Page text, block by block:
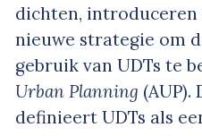
dichten, introduceren
nieuwe strategie om
gebruik van UDTs te
Urban Planning (AUP).
definieert UDTs als